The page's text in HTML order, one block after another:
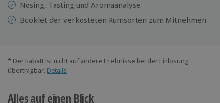
Nosing, Tasting und Aromaanalyse
Booklet der verkosteten Rumsorten zum Mitnehmen
* Der Rabatt ist nicht auf andere Erlebnisse bei der Einlösung
übertragbar. Details
Alles auf einen Blick